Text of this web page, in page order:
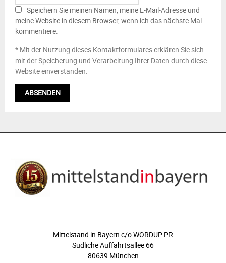
Speichern Sie meinen Namen, meine E-Mail-Adresse und
meine Website in diesem Browser, wenn ich das nächste Mal
kommentiere.
* Mit der Nutzung dieses Kontaktformulares erklären Sie sich
mit der Speicherung und Verarbeitung Ihrer Daten durch diese
Website einverstanden.
Mittelstand in Bayern c/o WORDUP PR
Südliche Auffahrtsallee 66
80639 München